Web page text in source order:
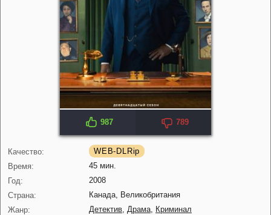
IMDB: 8.2 KP: 7.8
987 789
Качество:
WEB-DLRip
Время:
45 мин.
Год:
2008
Страна:
Канада, Великобритания
Жанр:
Детектив Драма
Криминал